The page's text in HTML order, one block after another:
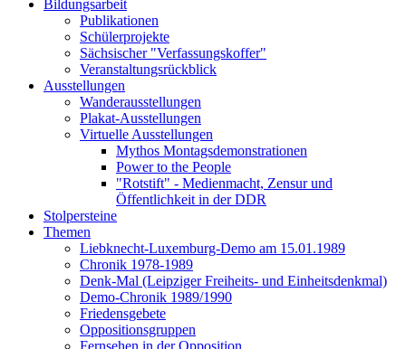
Bildungsarbeit
Publikationen
Schülerprojekte
Sächsischer "Verfassungskoffer"
Veranstaltungsrückblick
Ausstellungen
Wanderausstellungen
Plakat-Ausstellungen
Virtuelle Ausstellungen
Mythos Montagsdemonstrationen
Power to the People
"Rotstift" - Medienmacht, Zensur und
Öffentlichkeit in der DDR
Stolpersteine
Themen
Liebknecht-Luxemburg-Demo am 15.01.1989
Chronik 1978-1989
Denk-Mal (Leipziger Freiheits- und Einheitsdenkmal)
Demo-Chronik 1989/1990
Friedensgebete
Oppositionsgruppen
Fernsehen in der Opposition